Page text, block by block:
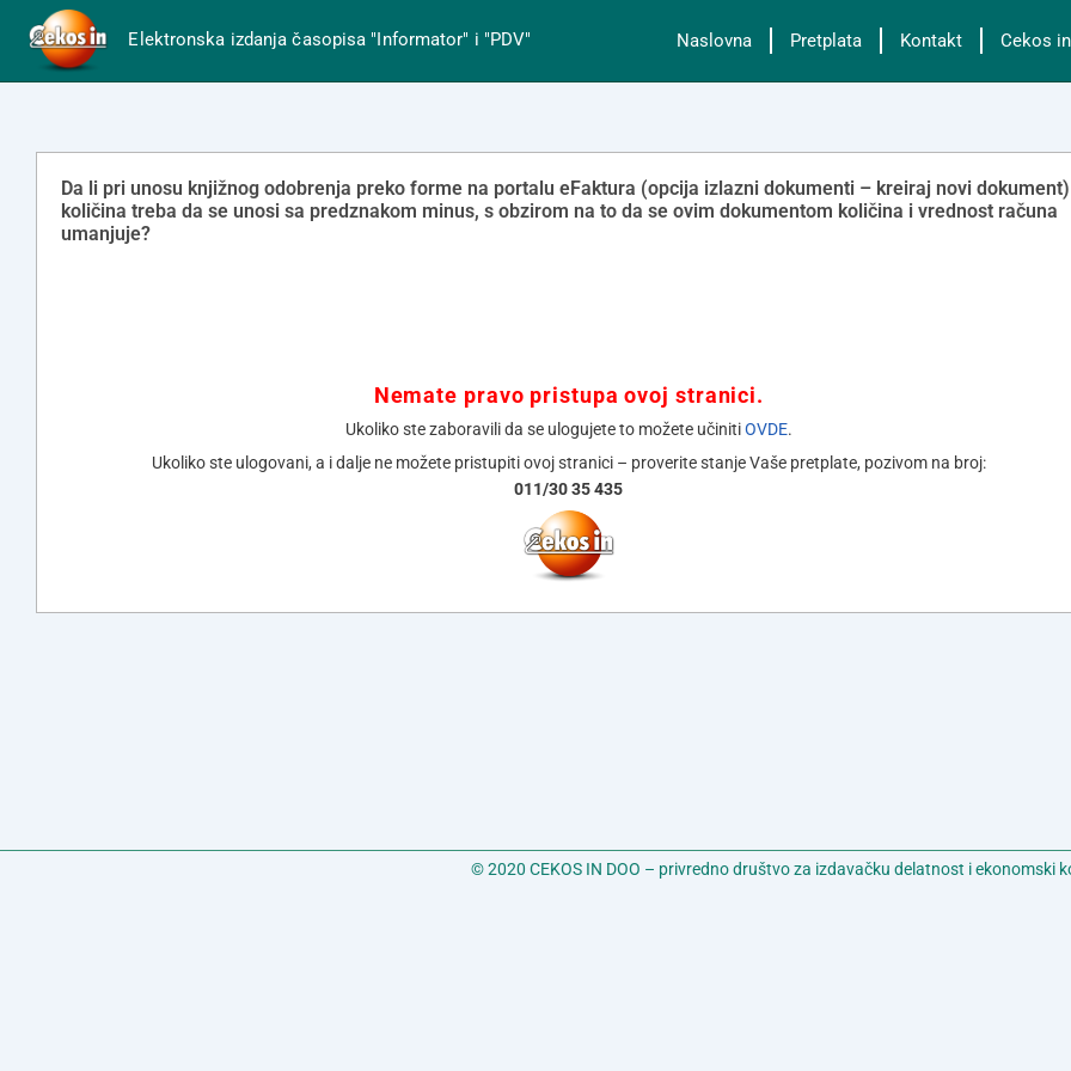
Elektronska izdanja časopisa "Informator" i "PDV" Naslovna Pretplata Kontakt Cekos in
Da li pri unosu knjižnog odobrenja preko forme na portalu eFaktura (opcija izlazni dokumenti – kreiraj novi dokument)
količina treba da se unosi sa predznakom minus, s obzirom na to da se ovim dokumentom količina i vrednost računa
umanjuje?
Nemate pravo pristupa ovoj stranici.
Ukoliko ste zaboravili da se ulogujete to možete učinitiOVDE.
Ukoliko ste ulogovani, a i dalje ne možete pristupiti ovoj stranici – proverite stanje Vaše pretplate, pozivom na broj:
011/30 35 435
© 2020 CEKOS IN DOO – privredno društvo za izdavačku delatnost i ekonomski